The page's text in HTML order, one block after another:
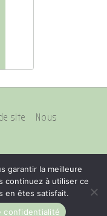
site
Nous
garantir la meilleure
continuez à utiliser ce
en êtes satisfait.
confidentialité